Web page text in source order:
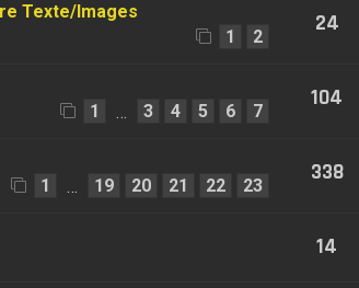
Texte/Images
1 2 24
1 3 4 5 6 7 104
1 19 20 21 22 23 338
14